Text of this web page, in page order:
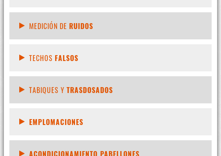
MEDICIÓN DE RUIDOS
TECHOS FALSOS
TABIQUES Y TRASDOSADOS
EMPLOMACIONES
ACONDICIONAMIENTO PABELLONES